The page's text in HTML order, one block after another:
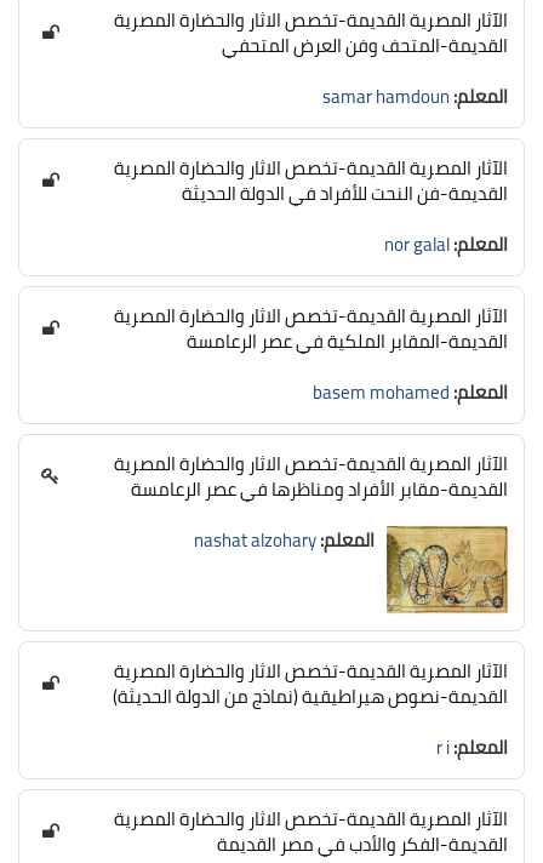
الآثار المصرية القديمة-تخصص الاثار والحضارة المصرية
القديمة-المتحف وفن العرض المتحفي
المعلم:samar hamdoun
الآثار المصرية القديمة-تخصص الاثار والحضارة المصرية
القديمة-فن النحت للأفراد في الدولة الحديثة
المعلم:nor galal
الآثار المصرية القديمة-تخصص الاثار والحضارة المصرية
القديمة-المقابر الملكية في عصر الرعامسة
المعلم:basem mohamed
الآثار المصرية القديمة-تخصص الاثار والحضارة المصرية
القديمة-مقابر الأفراد ومناظرها في عصر الرعامسة
المعلم:nashat alzohary
الآثار المصرية القديمة-تخصص الاثار والحضارة المصرية
القديمة-نصوص هيراطيقية (نماذج من الدولة الحديثة)
المعلم:r i
الآثار المصرية القديمة-تخصص الاثار والحضارة المصرية
القديمة-الفكر والأدب في مصر القديمة